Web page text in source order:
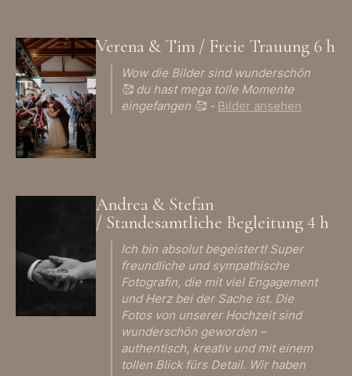
Verena & Tim / Freie Trauung 6 h
Wow die Bilder sind wunderschön
🥰 du hast mega tolle Momente
eingefangen 🥰 - Bilder ansehen
Andrea & Stefan
/ Standesamtliche Begleitung 4 h
Ich bin absolut begeistert! Super
freundliche und sympathische
Fotografin, die mit viel Engagement
und Herz bei der Sache ist. Die
Fotos von unserer Hochzeit sind
wunderschön geworden –
authentisch, kreativ und mit einem
tollen Blick fürs Detail. Wir haben